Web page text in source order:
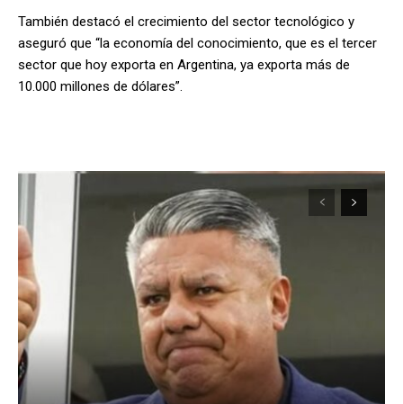
También destacó el crecimiento del sector tecnológico y
aseguró que “la economía del conocimiento, que es el tercer
sector que hoy exporta en Argentina, ya exporta más de
10.000 millones de dólares”.